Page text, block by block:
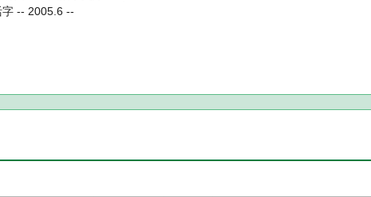
-- 2005.6 --